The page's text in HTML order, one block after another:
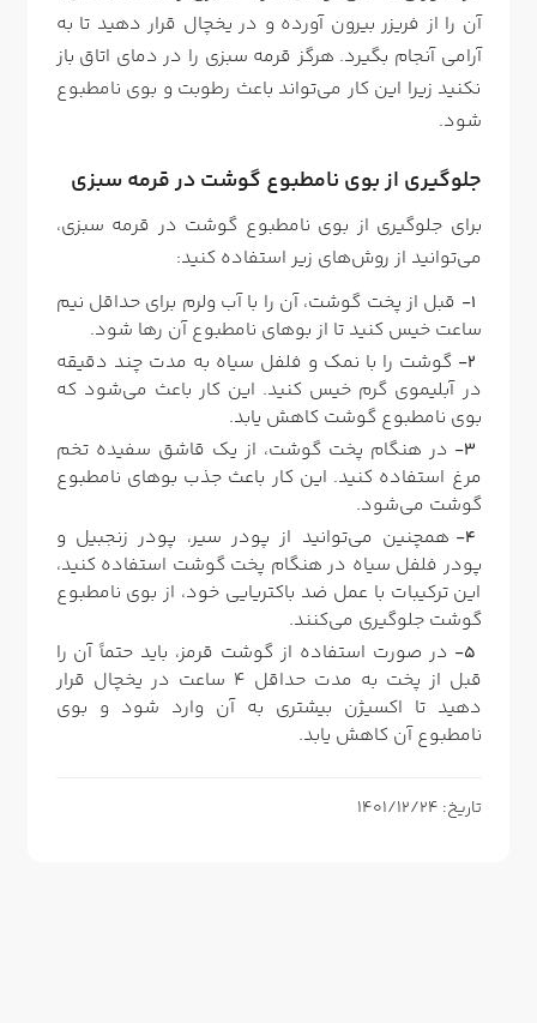
آن را از فریزر بیرون آورده و در یخچال قرار دهید تا به
آرامی آنجام بگیرد. هرگز قرمه سبزی را در دمای اتاق باز
نکنید زیرا این کار می‌تواند باعث رطوبت و بوی نامطبوع
شود.
جلوگیری از بوی نامطبوع گوشت در قرمه سبزی
برای جلوگیری از بوی نامطبوع گوشت در قرمه سبزی،
می‌توانید از روش‌های زیر استفاده کنید:
قبل از پخت گوشت، آن را با آب ولرم برای حداقل نیم
ساعت خیس کنید تا از بوهای نامطبوع آن رها شود.
گوشت را با نمک و فلفل سیاه به مدت چند دقیقه
در آبلیموی گرم خیس کنید. این کار باعث می‌شود که
بوی نامطبوع گوشت کاهش یابد.
در هنگام پخت گوشت، از یک قاشق سفیده تخم
مرغ استفاده کنید. این کار باعث جذب بوهای نامطبوع
گوشت می‌شود.
همچنین می‌توانید از پودر سیر، پودر زنجبیل و
پودر فلفل سیاه در هنگام پخت گوشت استفاده کنید،
این ترکیبات با عمل ضد باکتریایی خود، از بوی نامطبوع
گوشت جلوگیری می‌کنند.
در صورت استفاده از گوشت قرمز، باید حتماً آن را
قبل از پخت به مدت حداقل ۴ ساعت در یخچال قرار
دهید تا اکسیژن بیشتری به آن وارد شود و بوی
نامطبوع آن کاهش یابد.
تاریخ: 1401/12/24